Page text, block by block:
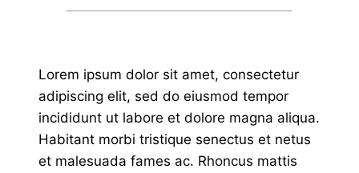
Lorem ipsum dolor sit amet, consectetur
adipiscing elit, sed do eiusmod tempor
incididunt ut labore et dolore magna aliqua.
Habitant morbi tristique senectus et netus
et malesuada fames ac. Rhoncus mattis